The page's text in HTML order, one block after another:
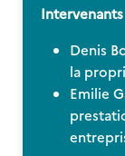
Denis
la
Emilie